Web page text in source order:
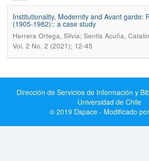
Institutionality, Modernity and Avant garde:
(1905-1982):: a case study
Herrera Ortega, Silvia; Sentis Acuña,
Vol. 2 No. 2 (2021); 12-45
Dirección de Servicios de Información y
Universidad de Chile
© 2019 Dspace - Modificado